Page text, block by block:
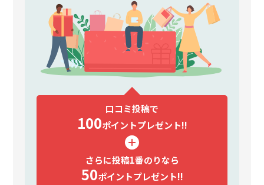
口コミ投稿で
100ポイントプレゼント!!
さらに投稿1番のりなら
50ポイントプレゼント!!